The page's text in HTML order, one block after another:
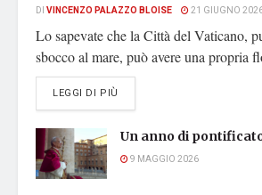
DI VINCENZO PALAZZO BLOISE 21 GIUGNO
Lo sapevate che la Città del Vaticano,
sbocco al mare, può avere una propria
LEGGI DI PIÙ
Un anno di
9 MAGGIO 2026